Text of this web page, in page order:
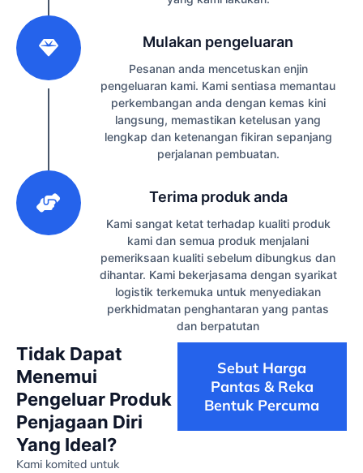
Mulakan pengeluaran
Pesanan anda mencetuskan enjin
pengeluaran kami. Kami sentiasa memantau
perkembangan anda dengan kemas kini
langsung, memastikan ketelusan yang
lengkap dan ketenangan fikiran sepanjang
perjalanan pembuatan.
Terima produk anda
Kami sangat ketat terhadap kualiti produk
kami dan semua produk menjalani
pemeriksaan kualiti sebelum dibungkus dan
dihantar. Kami bekerjasama dengan syarikat
logistik terkemuka untuk menyediakan
perkhidmatan penghantaran yang pantas
dan berpatutan
Tidak Dapat
Menemui
Pengeluar Produk
Penjagaan Diri
Yang Ideal?
Kami komited untuk
Sebut Harga
Pantas & Reka
Bentuk Percuma